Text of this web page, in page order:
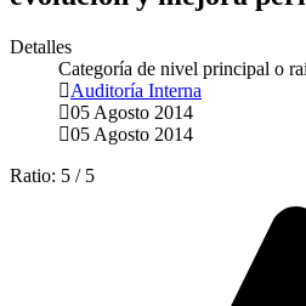
Detalles
Categoría de nivel principal o
Auditoría Interna
05 Agosto 2014
05 Agosto 2014
Ratio: 5 / 5